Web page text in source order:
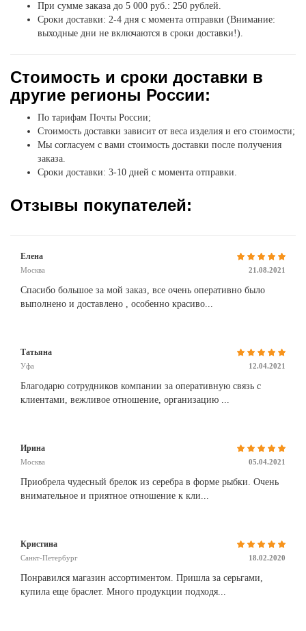
При сумме заказа до 5 000 руб.: 250 рублей.
Сроки доставки: 2-4 дня с момента отправки (Внимание:
выходные дни не включаются в сроки доставки!).
Стоимость и сроки доставки в
другие регионы России:
По тарифам Почты России;
Стоимость доставки зависит от веса изделия и его стоимости;
Мы согласуем с вами стоимость доставки после получения
заказа.
Сроки доставки: 3-10 дней с момента отправки.
Отзывы покупателей:
Елена
Москва 21.08.2021
Спасибо большое за мой заказ, все очень оперативно было
выполнено и доставлено , особенно красиво...
Татьяна
Уфа 12.04.2021
Благодарю сотрудников компании за оперативную связь с
клиентами, вежливое отношение, организацию ...
Ирина
Москва 05.04.2021
Приобрела чудесный брелок из серебра в форме рыбки. Очень
внимательное и приятное отношение к кли...
Кристина
Санкт-Петербург 18.02.2020
Понравился магазин ассортиментом. Пришла за серьгами,
купила еще браслет. Много продукции подходя...